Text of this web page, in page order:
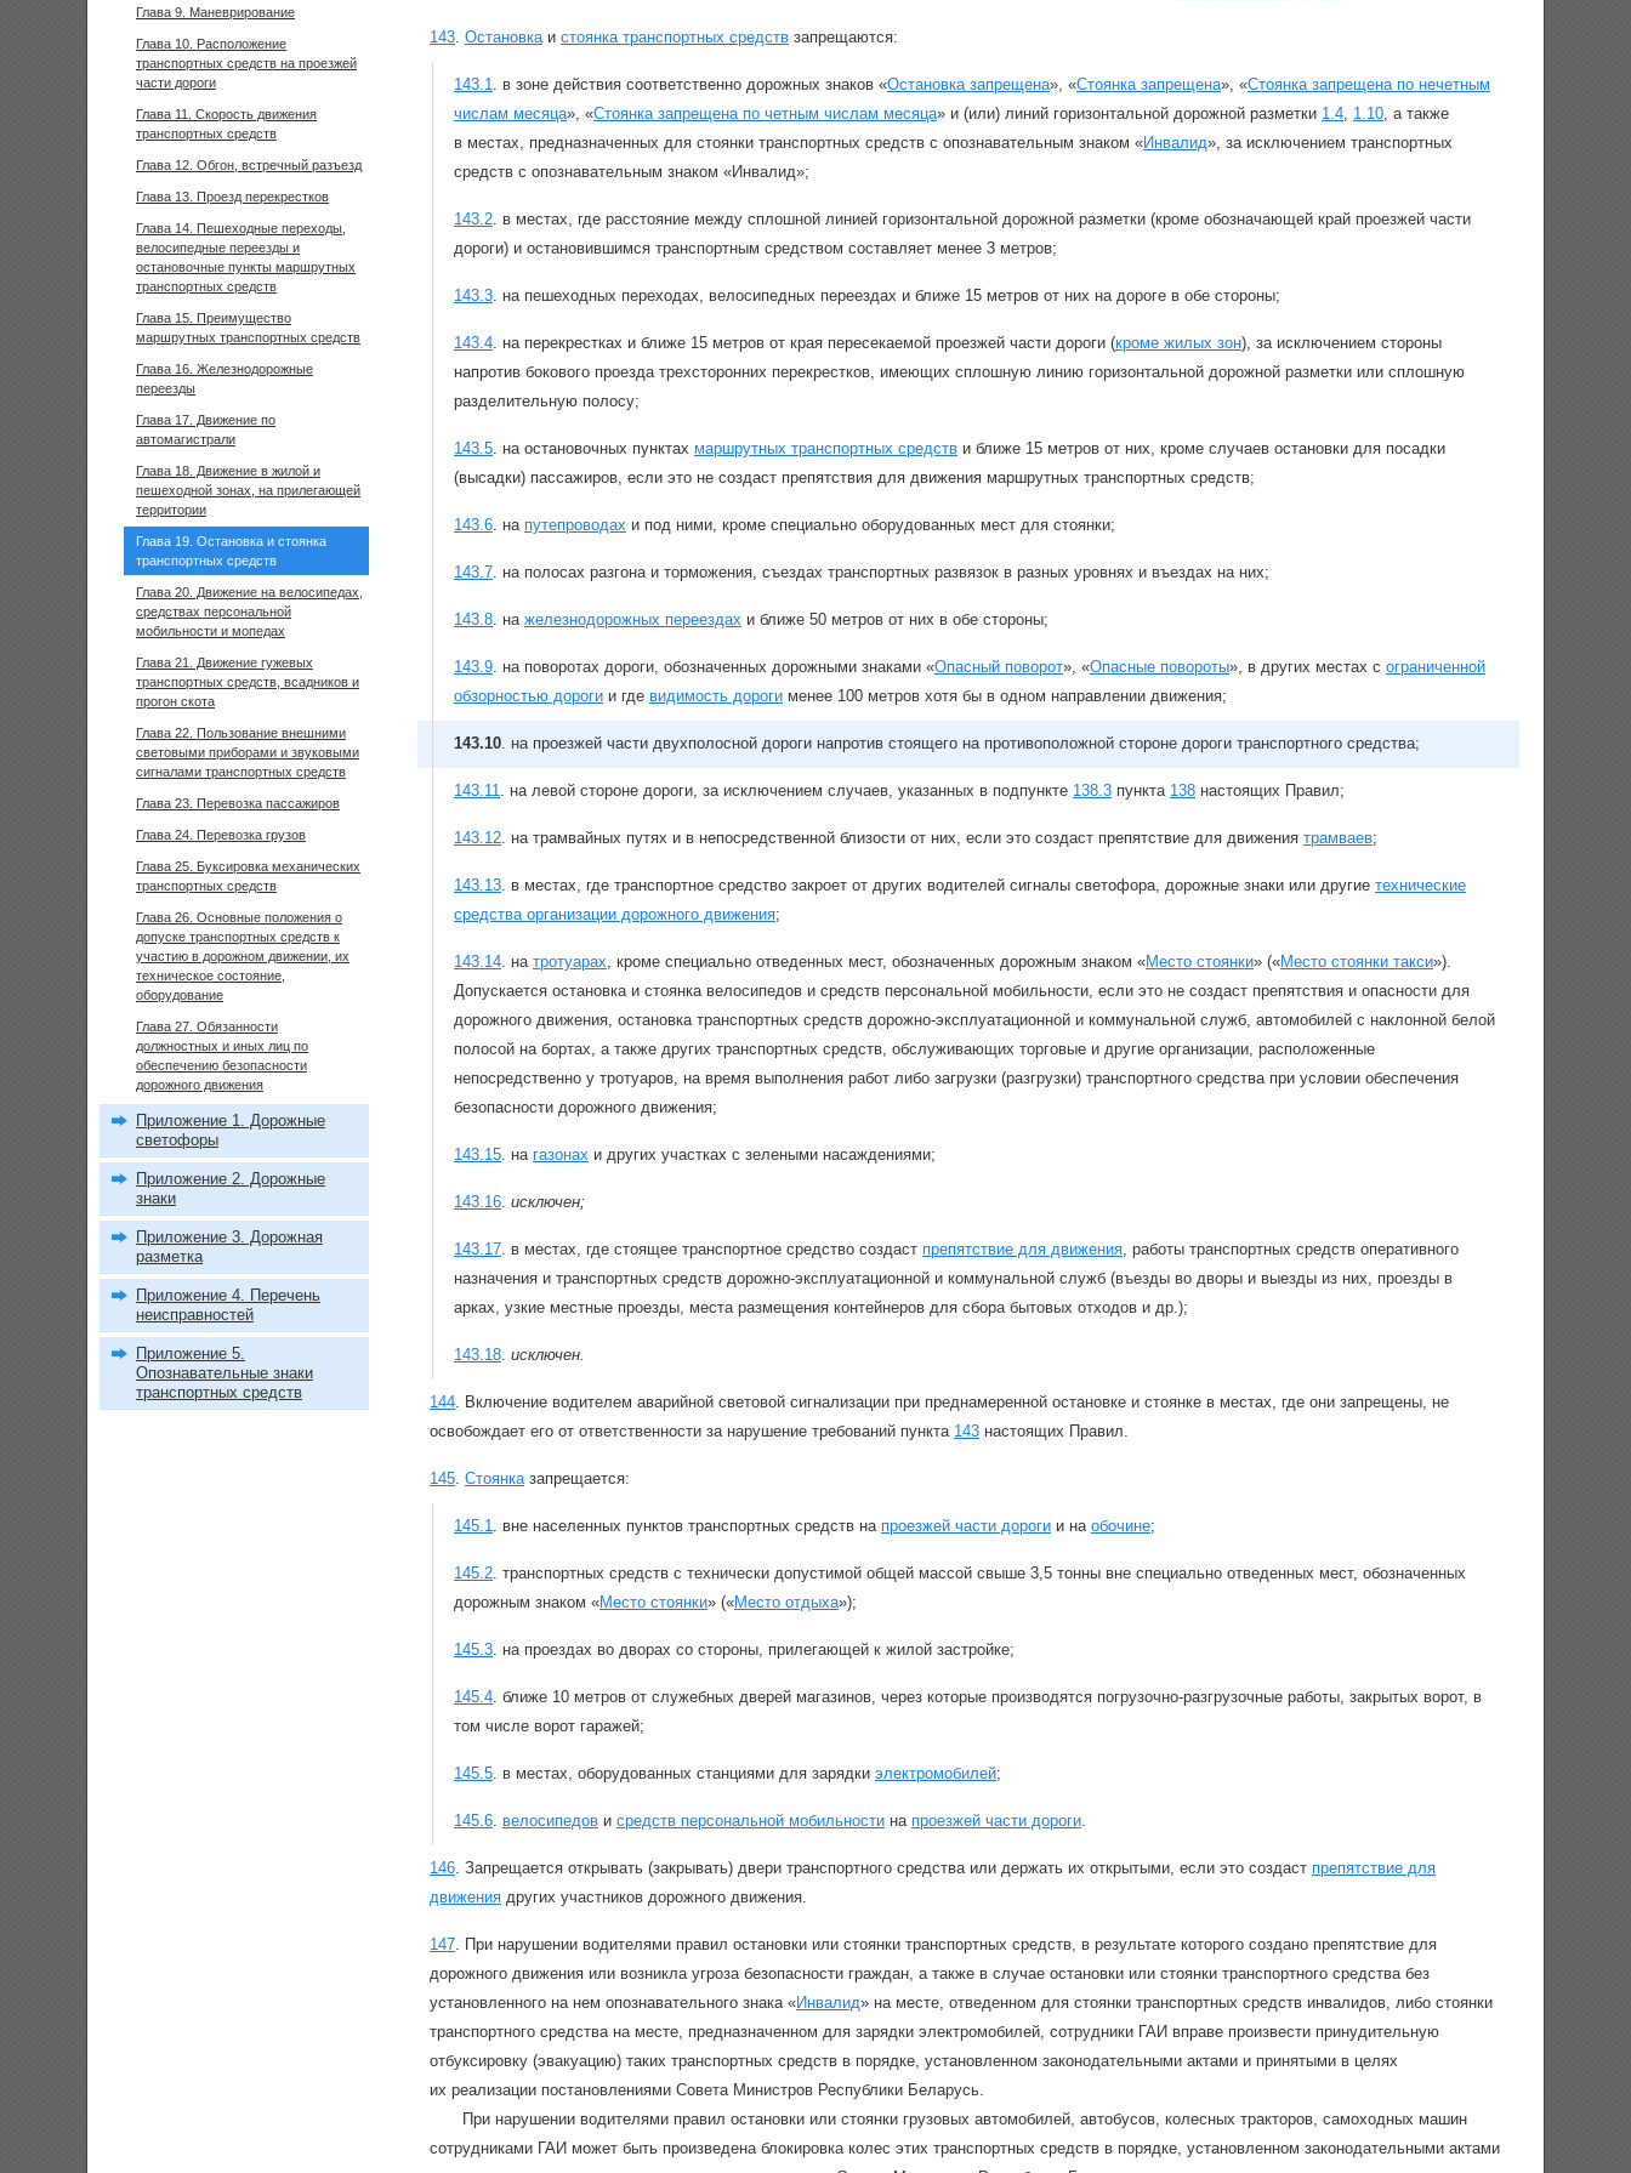
143. Остановкаи стоянка транспортных средств запрещаются:
143.1. в зоне действия соответственно дорожных знаков «Остановка запрещена», «Стоянка запрещена», «Стоянка запрещена по нечетным
числам месяца», «Стоянка запрещена по четным числам месяца» и (или) линий горизонтальной дорожной разметки 1.4, 1.10, а также
в местах, предназначенных для стоянки транспортных средств с опознавательным знаком «Инвалид», за исключением транспортных
средств с опознавательным знаком «Инвалид»;
143.2. в местах, где расстояние между сплошной линией горизонтальной дорожной разметки (кроме обозначающей край проезжей части
дороги) и остановившимся транспортным средством составляет менее 3 метров;
143.3. на пешеходных переходах, велосипедных переездах и ближе 15 метров от них на дороге в обе стороны;
143.4. на перекрестках и ближе 15 метров от края пересекаемой проезжей части дороги (кроме жилых зон), за исключением стороны
напротив бокового проезда трехсторонних перекрестков, имеющих сплошную линию горизонтальной дорожной разметки или сплошную
разделительную полосу;
143.5. на остановочных пунктах маршрутных транспортных средств и ближе 15 метров от них, кроме случаев остановки для посадки
(высадки) пассажиров, если это не создаст препятствия для движения маршрутных транспортных средств;
143.6. на путепроводах и под ними, кроме специально оборудованных мест для стоянки;
143.7. на полосах разгона и торможения, съездах транспортных развязок в разных уровнях и въездах на них;
143.8. на железнодорожных переездах и ближе 50 метров от них в обе стороны;
143.9. на поворотах дороги, обозначенных дорожными знаками «Опасный поворот», «Опасные повороты», в других местах с ограниченной
обзорностью дороги и где видимость дороги менее 100 метров хотя бы в одном направлении движения;
143.10. на проезжей части двухполосной дороги напротив стоящего на противоположной стороне дороги транспортного средства;
143.11. на левой стороне дороги, за исключением случаев, указанных в подпункте 138.3 пункта 138 настоящих Правил;
143.12. на трамвайных путях и в непосредственной близости от них, если это создаст препятствие для движения трамваев;
143.13. в местах, где транспортное средство закроет от других водителей сигналы светофора, дорожные знаки или другие технические
средства организации дорожного движения;
143.14. на тротуарах, кроме специально отведенных мест, обозначенных дорожным знаком «Место стоянки» («Место стоянки такси»).
Допускается остановка и стоянка велосипедов и средств персональной мобильности, если это не создаст препятствия и опасности для
дорожного движения, остановка транспортных средств дорожно-эксплуатационной и коммунальной служб, автомобилей с наклонной белой
полосой на бортах, а также других транспортных средств, обслуживающих торговые и другие организации, расположенные
непосредственно у тротуаров, на время выполнения работ либо загрузки (разгрузки) транспортного средства при условии обеспечения
безопасности дорожного движения;
143.15. на газонах и других участках с зелеными насаждениями;
143.16. исключен;
143.17. в местах, где стоящее транспортное средство создаст препятствие для движения, работы транспортных средств оперативного
назначения и транспортных средств дорожно-эксплуатационной и коммунальной служб (въезды во дворы и выезды из них, проезды в
арках, узкие местные проезды, места размещения контейнеров для сбора бытовых отходов и др.);
143.18. исключен.
144. Включение водителем аварийной световой сигнализации при преднамеренной остановке и стоянке в местах, где они запрещены, не
освобождает его от ответственности за нарушение требований пункта 143 настоящих Правил.
145. Стоянказапрещается:
145.1. вне населенных пунктов транспортных средств на проезжей части дороги и на обочине;
145.2. транспортных средств с технически допустимой общей массой свыше 3,5 тонны вне специально отведенных мест, обозначенных
дорожным знаком «Место стоянки» («Место отдыха»);
145.3. на проездах во дворах со стороны, прилегающей к жилой застройке;
145.4. ближе 10 метров от служебных дверей магазинов, через которые производятся погрузочно-разгрузочные работы, закрытых ворот, в
том числе ворот гаражей;
145.5. в местах, оборудованных станциями для зарядки электромобилей;
145.6. велосипедов и средств персональной мобильности на проезжей части дороги.
146. Запрещается открывать (закрывать) двери транспортного средства или держать их открытыми, если это создаст препятствие для
движения других участников дорожного движения.
147. При нарушении водителями правил остановки или стоянки транспортных средств, в результате которого создано препятствие для
дорожного движения или возникла угроза безопасности граждан, а также в случае остановки или стоянки транспортного средства без
установленного на нем опознавательного знака «Инвалид» на месте, отведенном для стоянки транспортных средств инвалидов, либо стоянки
транспортного средства на месте, предназначенном для зарядки электромобилей, сотрудники ГАИ вправе произвести принудительную
отбуксировку (эвакуацию) таких транспортных средств в порядке, установленном законодательными актами и принятыми в целях
их реализации постановлениями Совета Министров Республики Беларусь.
При нарушении водителями правил остановки или стоянки грузовых автомобилей, автобусов, колесных тракторов, самоходных машин
сотрудниками ГАИ может быть произведена блокировка колес этих транспортных средств в порядке, установленном законодательными актами
Глава 9. Маневрирование
Глава 10. Расположение
транспортных средств на проезжей
части дороги
Глава 11. Скорость движения
транспортных средств
Глава 12. Обгон, встречный разъезд
Глава 13. Проезд перекрестков
Глава 14. Пешеходные переходы,
велосипедные переезды и
остановочные пункты маршрутных
транспортных средств
Глава 15. Преимущество
маршрутных транспортных средств
Глава 16. Железнодорожные
переезды
Глава 17. Движение по
автомагистрали
Глава 18. Движение в жилой и
пешеходной зонах, на прилегающей
территории
Глава 19. Остановка и стоянка
транспортных средств
Глава 20. Движение на велосипедах,
средствах персональной
мобильности и мопедах
Глава 21. Движение гужевых
транспортных средств, всадников и
прогон скота
Глава 22. Пользование внешними
световыми приборами и звуковыми
сигналами транспортных средств
Глава 23. Перевозка пассажиров
Глава 24. Перевозка грузов
Глава 25. Буксировка механических
транспортных средств
Глава 26. Основные положения о
допуске транспортных средств к
участию в дорожном движении, их
техническое состояние,
оборудование
Глава 27. Обязанности
должностных и иных лиц по
обеспечению безопасности
дорожного движения
Приложение 1. Дорожные
светофоры
Приложение 2. Дорожные
знаки
Приложение 3. Дорожная
разметка
Приложение 4. Перечень
неисправностей
Приложение 5.
Опознавательные знаки
транспортных средств